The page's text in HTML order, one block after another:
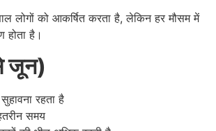
लोगों को आकर्षित करता है, लेकिन हर मौसम में
है।
जून)
रहता है
समय